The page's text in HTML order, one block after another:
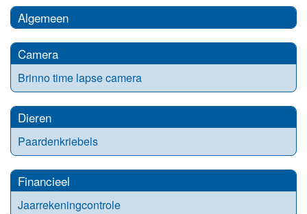
Algemeen
Camera
Brinno time lapse camera
Dieren
Paardenkriebels
Financieel
Jaarrekeningcontrole